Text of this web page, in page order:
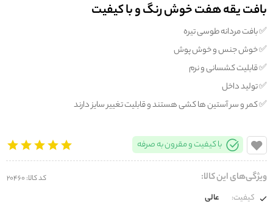
بافت یقه هفت خوش رنگ و با کیفیت
✅️ بافت مردانه طوسی تیره
✅️ خوش جنس و خوش پوش
✅️ قابلیت کشسانی و نرم
✅️ تولید داخل
✅️ کمر و سر آستین ها کشی هستند و قابلیت تغییر سایز دارند
با کیفیت و مقرون به صرفه
ویژگی‌های این کالا: کد کالا: 20460
کیفیت:
عالی